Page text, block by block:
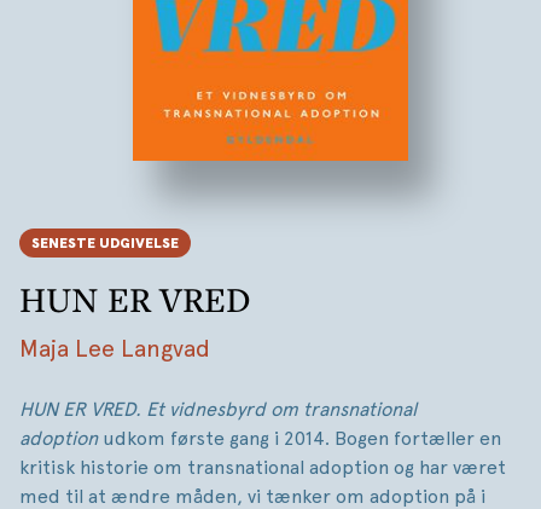
SENESTE UDGIVELSE
HUN ER VRED
Maja Lee Langvad
HUN ER VRED. Et vidnesbyrd om transnational
adoption udkom første gang i 2014. Bogen fortæller en
kritisk historie om transnational adoption og har været
med til at ændre måden, vi tænker om adoption på i